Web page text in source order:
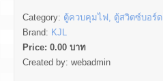
Category: ตู้ควบคุมไฟ, ตู้สวิตซ์บอร์ด
Brand: KJL
Price: 0.00 บาท
Created by: webadmin